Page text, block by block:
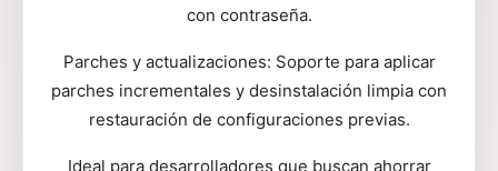
con contraseña.
Parches y actualizaciones: Soporte para aplicar
parches incrementales y desinstalación limpia con
restauración de configuraciones previas.
Ideal para desarrolladores que buscan ahorrar